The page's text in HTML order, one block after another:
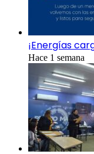
¡Energías
Hace 1 semana